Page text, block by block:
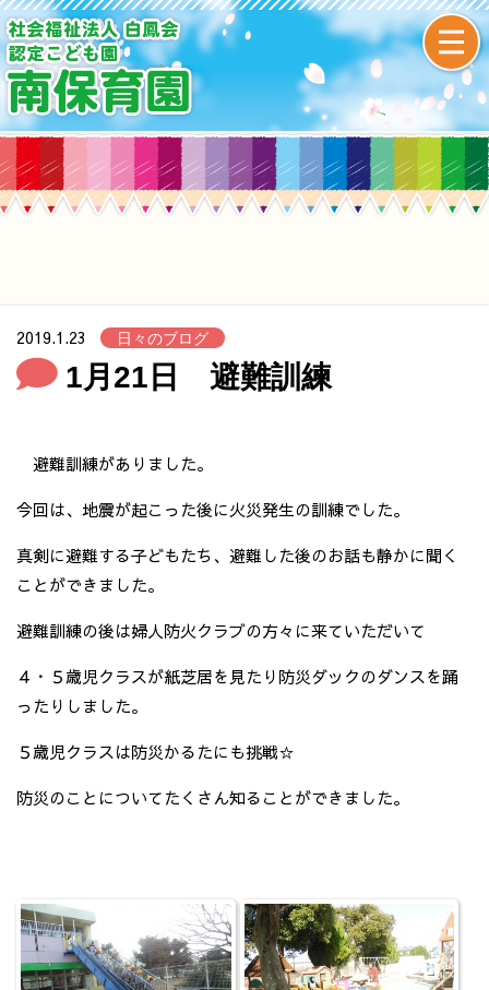
2019.1.23 日々のブログ
1月21日 避難訓練
避難訓練がありました。
今回は、地震が起こった後に火災発生の訓練でした。
真剣に避難する子どもたち、避難した後のお話も静かに聞く
ことができました。
避難訓練の後は婦人防火クラブの方々に来ていただいて
４・５歳児クラスが紙芝居を見たり防災ダックのダンスを踊
ったりしました。
５歳児クラスは防災かるたにも挑戦☆
防災のことについてたくさん知ることができました。